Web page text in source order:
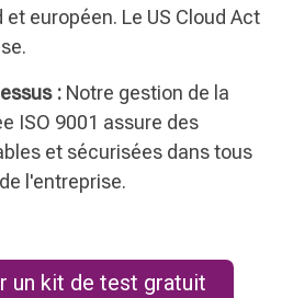
européen. Le US Cloud Act
: Notre gestion de la
ISO 9001 assure des
et sécurisées dans tous
l'entreprise.
un kit de test gratuit